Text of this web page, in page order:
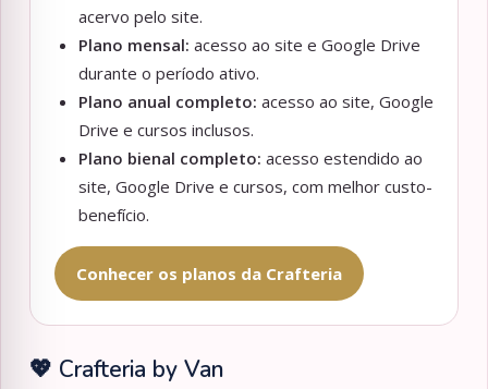
acervo pelo site.
Plano mensal: acesso ao site e Google Drive
durante o período ativo.
Plano anual completo: acesso ao site, Google
Drive e cursos inclusos.
Plano bienal completo: acesso estendido ao
site, Google Drive e cursos, com melhor custo-
benefício.
Conhecer os planos da Crafteria
💖 Crafteria by Van